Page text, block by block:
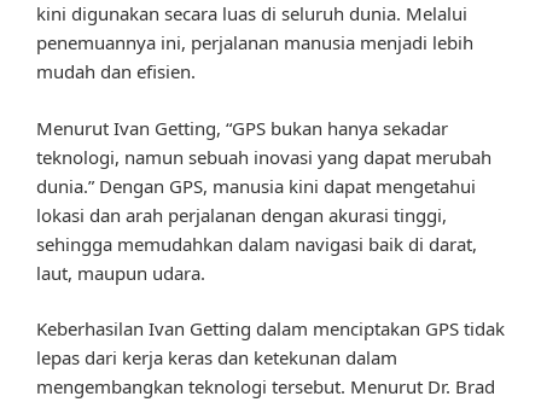
kini digunakan secara luas di seluruh dunia. Melalui
penemuannya ini, perjalanan manusia menjadi lebih
mudah dan efisien.
Menurut Ivan Getting, “GPS bukan hanya sekadar
teknologi, namun sebuah inovasi yang dapat merubah
dunia.” Dengan GPS, manusia kini dapat mengetahui
lokasi dan arah perjalanan dengan akurasi tinggi,
sehingga memudahkan dalam navigasi baik di darat,
laut, maupun udara.
Keberhasilan Ivan Getting dalam menciptakan GPS tidak
lepas dari kerja keras dan ketekunan dalam
mengembangkan teknologi tersebut. Menurut Dr. Brad